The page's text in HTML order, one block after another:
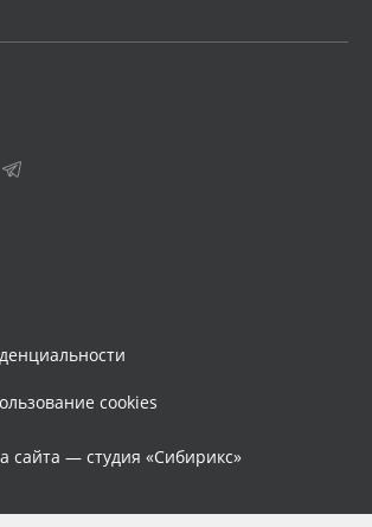
cookies
сайта — студия «Сибирикс»